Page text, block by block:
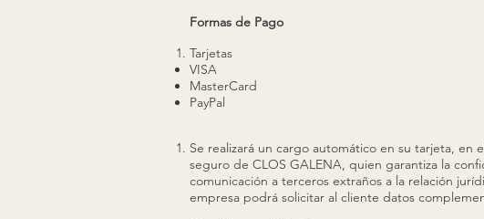
Formas de Pago
Tarjetas
VISA
MasterCard
PayPal
Se realizará un cargo automático en su tarjeta,
seguro de CLOS GALENA, quien garantiza la
comunicación a terceros extraños a la relación
empresa podrá solicitar al cliente datos